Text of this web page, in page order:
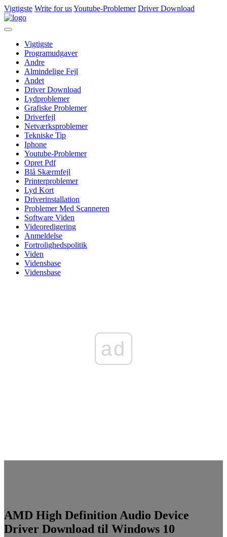
Vigtigste Write for usYoutube-Problemer Driver Download
Vigtigste
Programudgaver
Andre
Almindelige Fejl
Andet
Driver Download
Lydproblemer
Grafiske Problemer
Driverfejl
Netværksproblemer
Tekniske Tip
Iphone
Youtube-Problemer
Opret Pdf
Blå Skærmfejl
Printerproblemer
Lyd Kort
Driverinstallation
Problemer Med Scanneren
Software Viden
Videoredigering
Anmeldelse
Fortrolighedspolitik
Viden
Vidensbase
Vidensbase
ad
AMD High Definition Audio Device
Driver Download til Windows 10